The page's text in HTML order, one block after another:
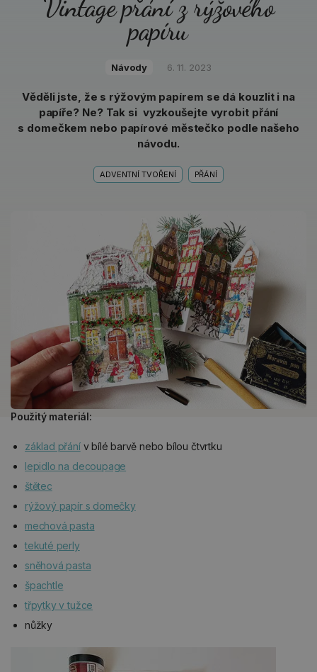
Vintage přání z rýžového
papíru
Návody 6. 11. 2023
Věděli jste, že s rýžovým papírem se dá kouzlit i na
papíře? Ne? Tak si vyzkoušejte vyrobit přání
s domečkem nebo papírové městečko podle našeho
návodu.
ADVENTNÍ TVOŘENÍ PŘÁNÍ
Použitý materiál:
základ přánív bílé barvě nebo bílou čtvrtku
lepidlo na decoupage
štětec
rýžový papír s domečky
mechová pasta
tekuté perly
sněhová pasta
špachtle
třpytky v tužce
nůžky